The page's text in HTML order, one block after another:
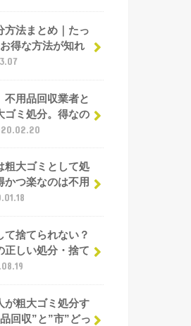
方法まとめ｜たっ
得な方法が知れ
不用品回収業者と
ゴミ処分。得なの
粗大ゴミとして処
かつ楽なのは不用
て捨てられない？
正しい処分・捨て
が粗大ゴミ処分す
回収”と”市”どっ